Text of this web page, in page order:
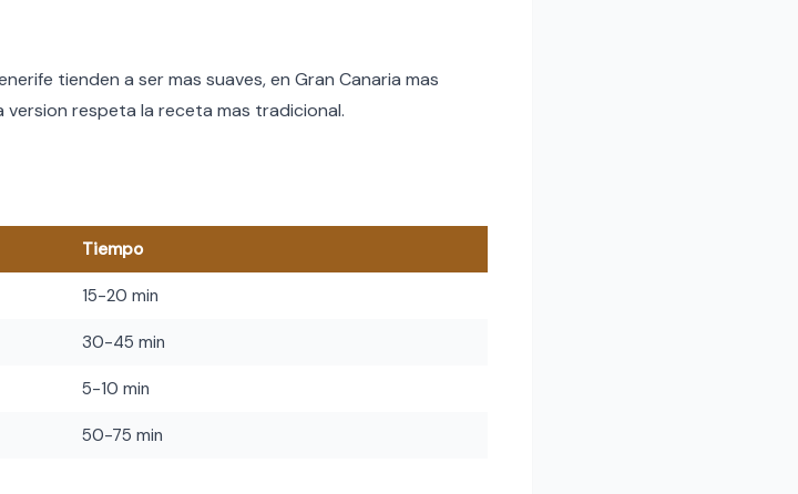
tienden a ser mas suaves, en Gran Canaria mas
version respeta la receta mas tradicional.
Tiempo
15-20 min
30-45 min
5-10 min
50-75 min